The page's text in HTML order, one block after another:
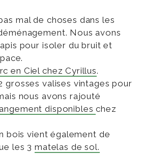
mal de choses dans les
Nous avons
pour isoler du bruit et
en Ciel chez Cyrillus.
grosses valises vintages pour
nous avons rajouté
disponibleschez
bois vient également de
les 3 matelas de sol.